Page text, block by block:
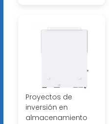
Proyectos de
inversión en
almacenamiento